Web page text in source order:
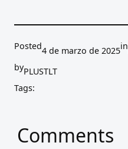
Posted4 de marzo de 2025in
byPLUSTLT
Tags:
Comments